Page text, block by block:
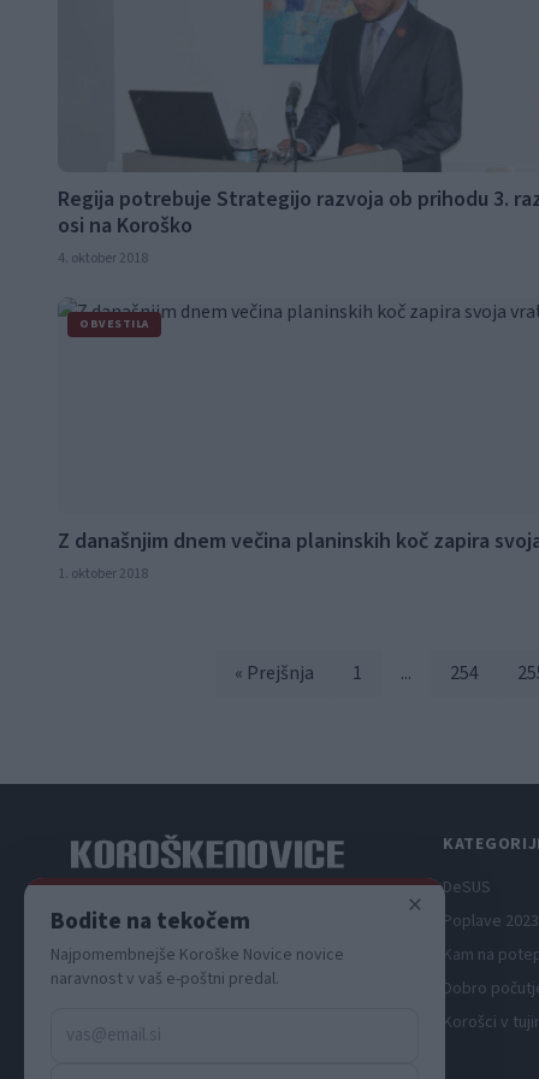
Regija potrebuje Strategijo razvoja ob prihodu 3.
osi na Koroško
4. oktober 2018
OBVESTILA
Z današnjim dnem večina planinskih koč zapira
1. oktober 2018
« Prejšnja 1 ... 254
DeSUS
Poplave
Kam na
Dobro
Korošci v
×
Bodite na tekočem
Najpomembnejše Koroške Novice novice
naravnost v vaš e-poštni predal.